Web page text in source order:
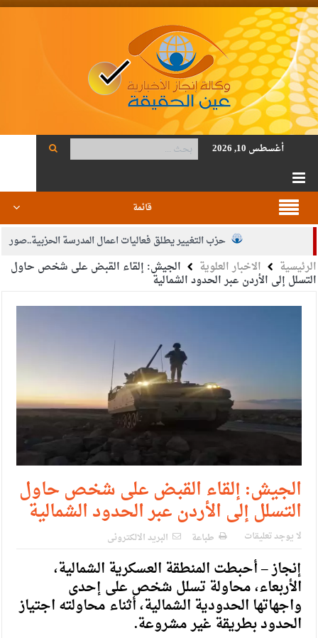
أغسطس 10, 2026
قائمة
حزب التغيير يطلق فعاليات اعمال المدرسة الحزبية..صور
الجيش يفتح باب التجنيد لحملة البكالوريوس في الحقوق والقانون
النواب يقر مشروع تعديل قانون الملكية العقارية
القاضي يلتقي رؤساء تحرير الصحف اليومية ويؤكد حرص مجلس
النواب على شراكة فاعلة مع الإعلام
دعوة المكلفين بخدمة العلم (الدفعة الثالثة) إلى مراجعة منصة خدمة
العلم
الملك يلتقي مجموعة من رفاق السلاح
الملك يتلقى اتصالا هاتفيا من العاهل البحريني
القاضي محمود أحمد فريحات.. مبارك ومزيدا من التوفيق
الرئيسية الاخبار العلوية الجيش: إلقاء القبض على شخص حاول
التسلل إلى الأردن عبر الحدود الشمالية
الجيش: إلقاء القبض على شخص حاول
التسلل إلى الأردن عبر الحدود الشمالية
لا يوجد تعليقات طباعة البريد الالكترونى
إنجاز – أحبطت المنطقة العسكرية الشمالية،
الأربعاء، محاولة تسلل شخص على إحدى
واجهاتها الحدودية الشمالية، أثناء محاولته اجتياز
الحدود بطريقة غير مشروعة.